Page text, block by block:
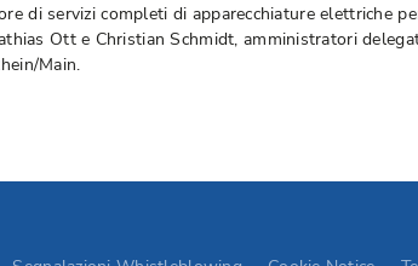
di servizi completi di apparecchiature elettriche
Ott e Christian Schmidt, amministratori
Main.